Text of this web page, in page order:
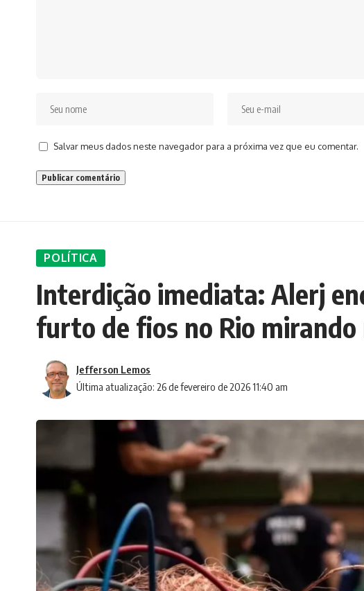
Salvar meus dados neste navegador para a próxima vez que eu comentar.
POLÍTICA
Interdição imediata: Alerj
furto de fios no Rio
Última atualização: 26 de fevereiro de 2026 11:40 am
Jefferson Lemos